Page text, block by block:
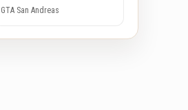
GTA San Andreas